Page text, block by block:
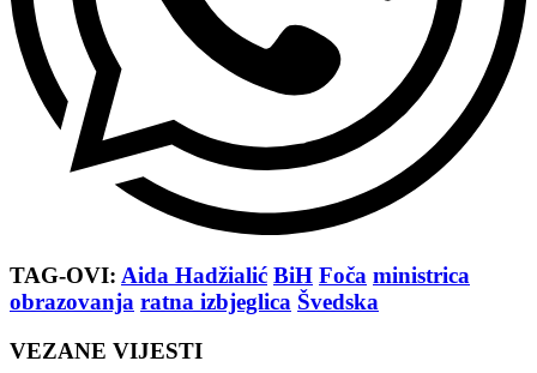
TAG-OVI: Aida Hadžialić BiH Foča ministrica
obrazovanja ratna izbjeglica Švedska
VEZANE VIJESTI